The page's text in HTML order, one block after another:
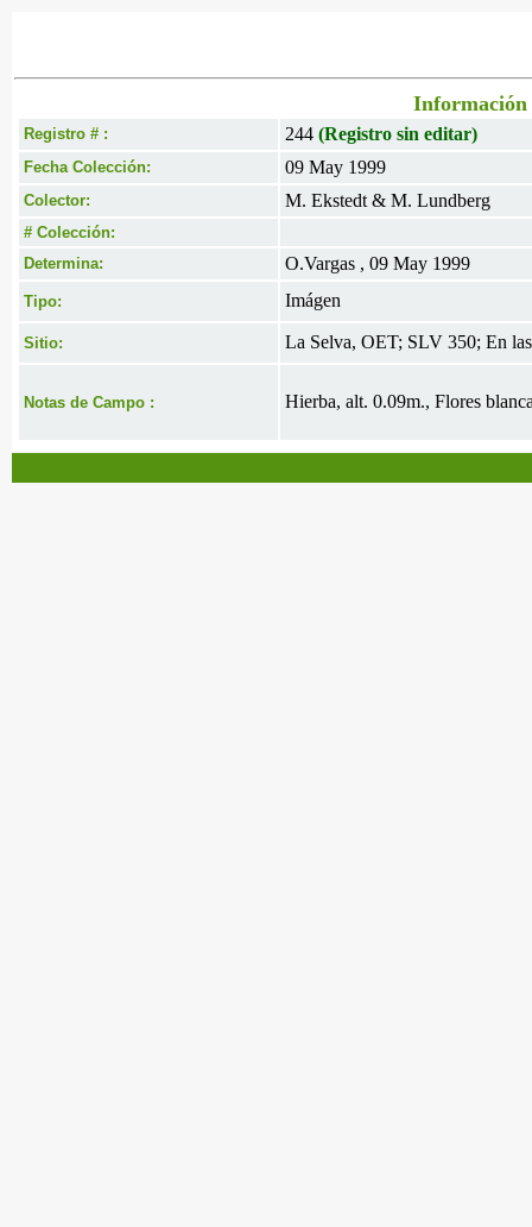
Información
Registro # : 244 (Registro sin editar)
Fecha Colección: 09 May 1999
Colector: M. Ekstedt & M. Lundberg
# Colección:
Determina:
O.Vargas , 09 May 1999
Tipo: Imágen
Sitio: La Selva, OET; SLV 350; En
Notas de Campo : Hierba, alt. 0.09m., Flores